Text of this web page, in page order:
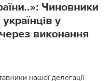
Чиновники
у
виконання
нашої делегації